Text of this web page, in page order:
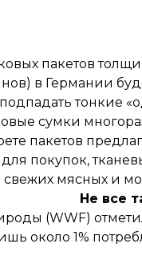
пакетов
в Германии
тонкие
сумки
пакетов
покупок,
мясных и
Не все
(WWF)
около 1%